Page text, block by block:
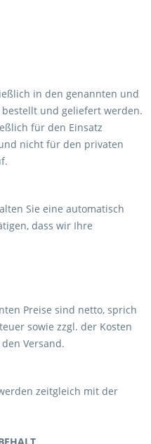
in den genannten und
bestellt und geliefert werden.
für den Einsatz
nicht für den privaten
Sie eine automatisch
dass wir Ihre
Preise sind netto, sprich
sowie zzgl. der Kosten
Versand.
zeitgleich mit der